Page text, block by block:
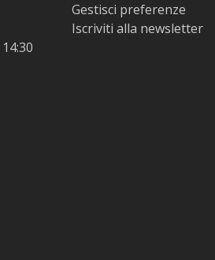
Gestisci preferenze
Iscriviti alla newsletter